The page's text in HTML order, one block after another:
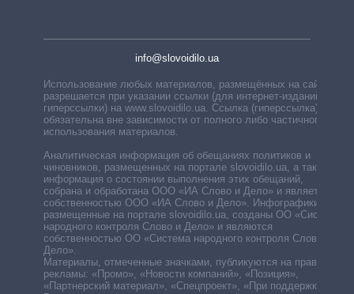
info@slovoidilo.ua
Использование любых материалов, размещённых на сайте,
разрешается при указании ссылки (для интернет-изданий —
гиперссылки) на www.slovoidilo.ua. Ссылка (гиперссылка)
обязательна вне зависимости от полного либо частичного
использования материалов.
Аналитическая информация об обещаниях политиков и
чиновников, размещенных на портале slovoidilo.ua, а также
информация о состоянии выполнения этих обещаний,
собрана и обработана ООО «ИА Слово и Дело» и является
собственностью ООО «ИА Слово и Дело». Инфографики,
размещенные на портале slovoidilo.ua, созданы ОО «Система
народного контроля Слово и Дело» и являются
собственностью ОО «Система народного контроля Слово и
Дело».
Материалы, отмеченные значками, публикуются на правах
рекламы: «Промо», «Новости компаний», «Позиция»,
«Партнерский материал», «Спецпроект», «При поддержке».